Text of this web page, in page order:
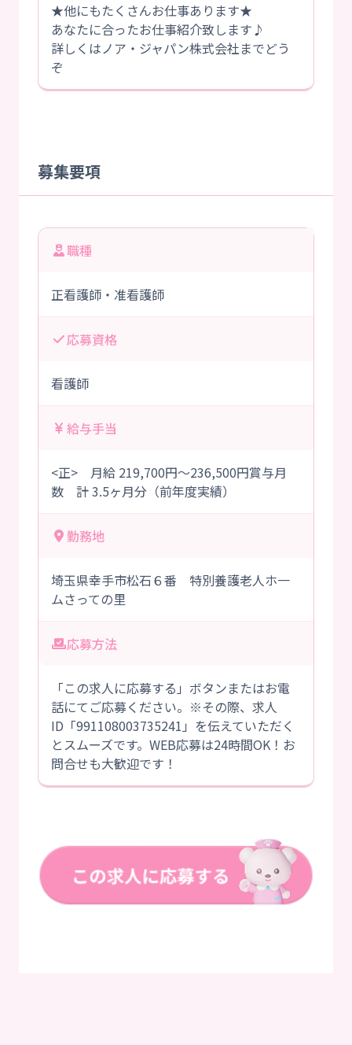
★他にもたくさんお仕事あります★
あなたに合ったお仕事紹介致します♪
詳しくはノア・ジャパン株式会社までどう
ぞ
募集要項
職種
正看護師・准看護師
応募資格
看護師
給与手当
<正> 月給 219,700円～236,500円賞与月
数 計 3.5ヶ月分（前年度実績）
勤務地
埼玉県幸手市松石６番 特別養護老人ホ一
ムさっての里
応募方法
「この求人に応募する」ボタンまたはお電
話にてご応募ください。※その際、求人
ID「991108003735241」を伝えていただく
とスムーズです。WEB応募は24時間OK！お
問合せも大歓迎です！